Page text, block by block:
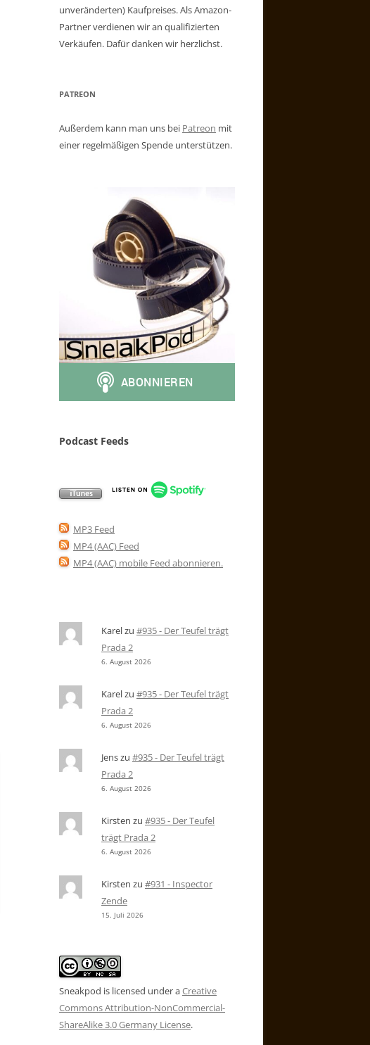
unveränderten) Kaufpreises. Als Amazon-
Partner verdienen wir an qualifizierten
Verkäufen. Dafür danken wir herzlichst.
PATREON
Außerdem kann man uns bei Patreon mit
einer regelmäßigen Spende unterstützen.
Podcast Feeds
MP3 Feed
MP4 (AAC) Feed
MP4 (AAC) mobile Feed abonnieren.
Karelzu #935 - Der Teufel trägt
Prada 2
6. August 2026
Karelzu #935 - Der Teufel trägt
Prada 2
6. August 2026
Jenszu #935 - Der Teufel trägt
Prada 2
6. August 2026
Kirsten zu #935 - Der Teufel
trägt Prada 2
6. August 2026
Kirsten zu #931 - Inspector
Zende
15. Juli 2026
Sneakpod is licensed under aCreative
Commons Attribution-NonCommercial-
ShareAlike 3.0 Germany License.